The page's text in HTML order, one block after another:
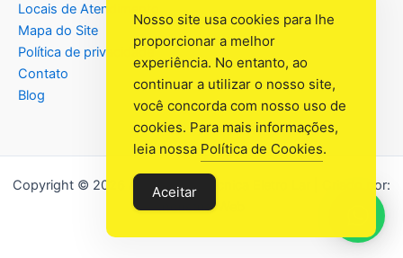
Locais de Atendimento
Mapa do Site
Política de privacidade
Contato
Blog
Copyright © 2026 Assistência Têcnica Eletro Lar | Criado por:
Industrial Web
Nosso site usa cookies para lhe
proporcionar a melhor
experiência. No entanto, ao
continuar a utilizar o nosso site,
você concorda com nosso uso de
cookies. Para mais informações,
leia nossa Política de Cookies.
Aceitar